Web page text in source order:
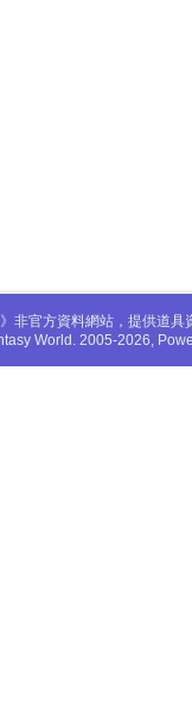
非官方資料網站，提供道
World. 2005-2026,